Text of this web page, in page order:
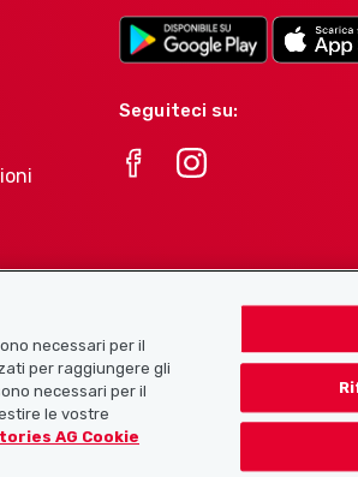
Seguiteci su:
necessari per il
per raggiungere gli
necessari per il
le vostre
AG Cookie